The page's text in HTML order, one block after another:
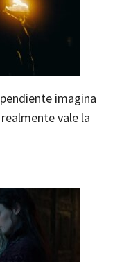
imagina
vale la